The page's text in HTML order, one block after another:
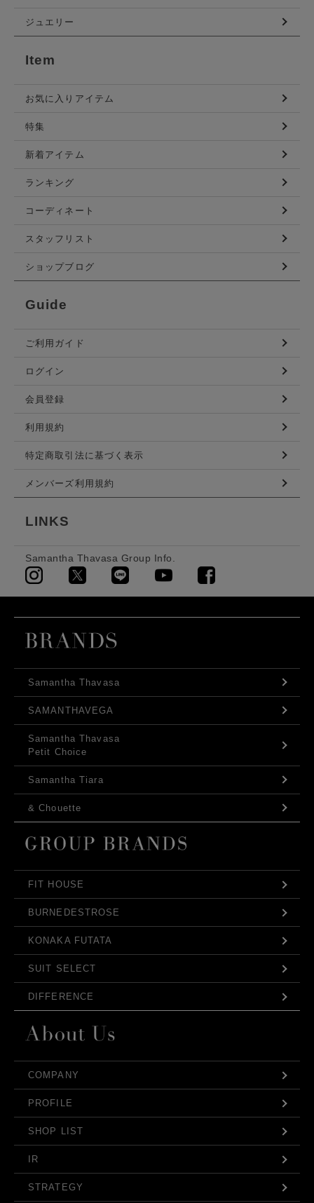
ジュエリー
Item
お気に入りアイテム
特集
新着アイテム
ランキング
コーディネート
スタッフリスト
ショップブログ
Guide
ご利用ガイド
ログイン
会員登録
利用規約
特定商取引法に基づく表示
メンバーズ利用規約
LINKS
Samantha Thavasa Group Info.
Samantha Thavasa
SAMANTHAVEGA
Samantha Thavasa
Petit Choice
Samantha Tiara
& Chouette
FIT HOUSE
BURNEDESTROSE
KONAKA FUTATA
SUIT SELECT
DIFFERENCE
COMPANY
PROFILE
SHOP LIST
IR
STRATEGY